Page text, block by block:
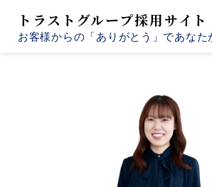
トラストグループ採用サイト
お客様からの「ありがとう」であなた